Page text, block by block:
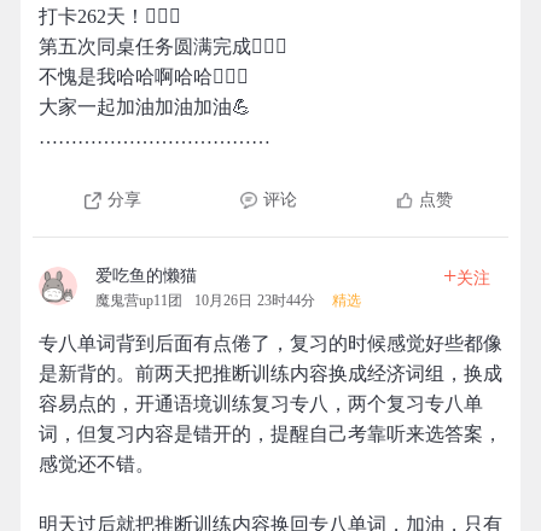
打卡262天！🙆🏻‍♀️
第五次同桌任务圆满完成🙇🏻‍♀️
不愧是我哈哈啊哈哈🙇🏾‍♀️
大家一起加油加油加油💪
………………………………
分享 评论 点赞
爱吃鱼的懒猫
魔鬼营up11团 10月26日 23时44分 精选
+关注
专八单词背到后面有点倦了，复习的时候感觉好些都像
是新背的。前两天把推断训练内容换成经济词组，换成
容易点的，开通语境训练复习专八，两个复习专八单
词，但复习内容是错开的，提醒自己考靠听来选答案，
感觉还不错。
明天过后就把推断训练内容换回专八单词，加油，只有